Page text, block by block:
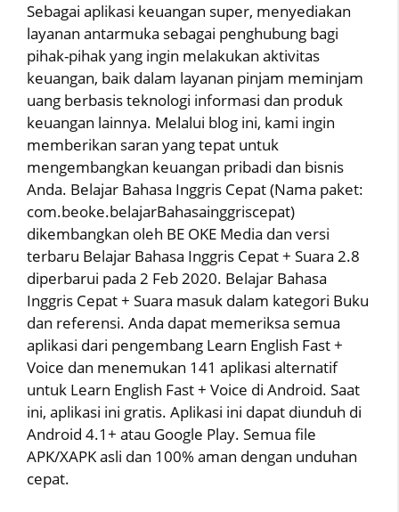
Sebagai aplikasi keuangan super, menyediakan
layanan antarmuka sebagai penghubung bagi
pihak-pihak yang ingin melakukan aktivitas
keuangan, baik dalam layanan pinjam meminjam
uang berbasis teknologi informasi dan produk
keuangan lainnya. Melalui blog ini, kami ingin
memberikan saran yang tepat untuk
mengembangkan keuangan pribadi dan bisnis
Anda. Belajar Bahasa Inggris Cepat (Nama paket:
com.beoke.belajarBahasainggriscepat)
dikembangkan oleh BE OKE Media dan versi
terbaru Belajar Bahasa Inggris Cepat + Suara 2.8
diperbarui pada 2 Feb 2020. Belajar Bahasa
Inggris Cepat + Suara masuk dalam kategori Buku
dan referensi. Anda dapat memeriksa semua
aplikasi dari pengembang Learn English Fast +
Voice dan menemukan 141 aplikasi alternatif
untuk Learn English Fast + Voice di Android. Saat
ini, aplikasi ini gratis. Aplikasi ini dapat diunduh di
Android 4.1+ atau Google Play. Semua file
APK/XAPK asli dan 100% aman dengan unduhan
cepat.